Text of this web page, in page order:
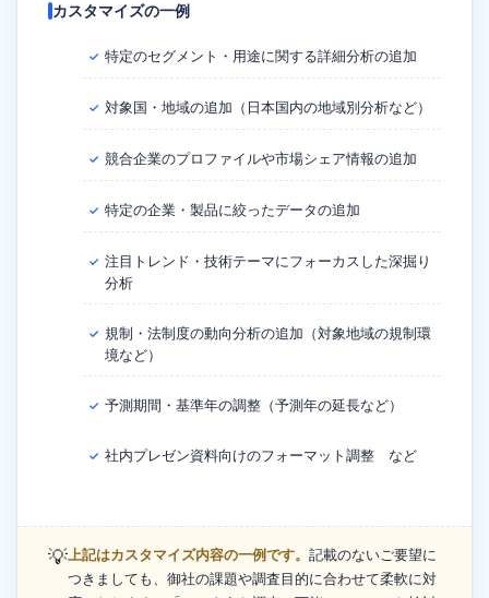
カスタマイズの一例
✓ 特定のセグメント・用途に関する詳細分析の追加
✓ 対象国・地域の追加（日本国内の地域別分析など）
✓ 競合企業のプロファイルや市場シェア情報の追加
✓ 特定の企業・製品に絞ったデータの追加
✓ 注目トレンド・技術テーマにフォーカスした深掘り
分析
✓ 規制・法制度の動向分析の追加（対象地域の規制環
境など）
✓ 予測期間・基準年の調整（予測年の延長など）
✓ 社内プレゼン資料向けのフォーマット調整 など
💡上記はカスタマイズ内容の一例です。 記載のないご要望に
つきましても、御社の課題や調査目的に合わせて柔軟に対